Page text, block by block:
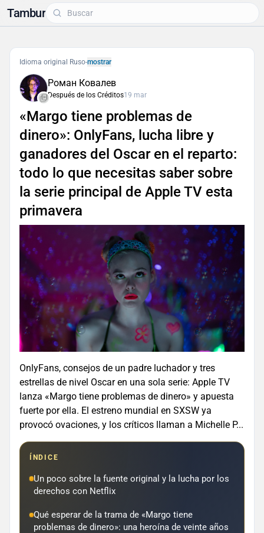
Tambur
Idioma original Ruso-mostrar
Роман Ковалев
Después de los Créditos19 mar
«Margo tiene problemas de
dinero»: OnlyFans, lucha libre y
ganadores del Oscar en el reparto:
todo lo que necesitas saber sobre
la serie principal de Apple TV esta
primavera
OnlyFans, consejos de un padre luchador y tres
estrellas de nivel Oscar en una sola serie: Apple TV
lanza «Margo tiene problemas de dinero» y apuesta
fuerte por ella. El estreno mundial en SXSW ya
provocó ovaciones, y los críticos llaman a Michelle P...
ÍNDICE
Un poco sobre la fuente original y la lucha por los
derechos con Netflix
Qué esperar de la trama de «Margo tiene
problemas de dinero»: una heroína de veinte años